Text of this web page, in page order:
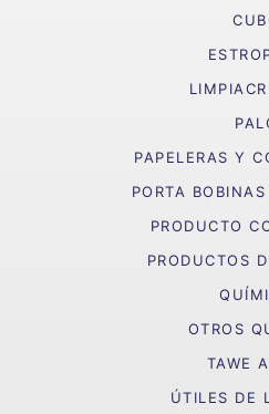
PAPELERAS Y
PORTA
PRODUCTO
PRODUCTOS
OTROS
TAWE
ÚTILES DE